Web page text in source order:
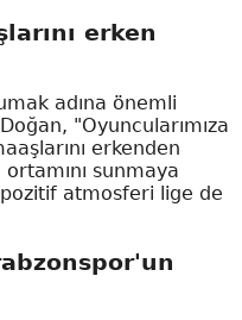
erken
adına önemli
"Oyuncularımıza
erkenden
sunmaya
pozitif atmosferi lige de